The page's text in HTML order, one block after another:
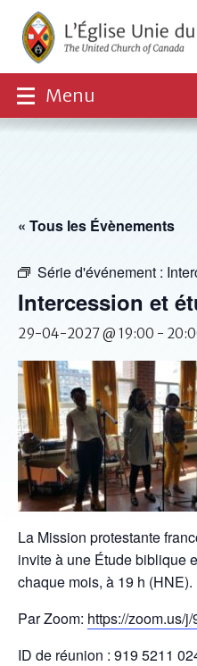
Menu
« Tous les Évènements
Série d'événement :
Intercession et
29-04-2027 @ 19:00 -
La Mission protestante
invite à une Étude biblique
chaque mois, à 19 h (HNE).
Par Zoom: https://zoom.us/
ID de réunion : 919 5211